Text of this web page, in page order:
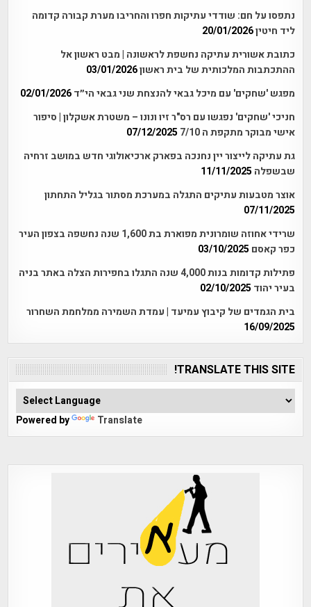
נתפסו על חם: שודדי עתיקות חפרו והחריבו מערת קבורה קדומה
ליד חיטין20/01/2026
כתובת אשורית עתיקה נחשפת לראשונה | מבט ראשון אל
ההתכתבות המלכותית של בית ראשון03/01/2026
מפגש 'שחקים' עם מיכל גבאי להנצחת שני גבאי הי״ד 02/01/2026
חניכי 'שחקים' נפגשו עם רס"ר זיו ונונו – משטרת אשקלון | סיפור
אישי מבוקר מתקפת ה 7/10
07/12/2025
גת עתיקה לייצור יין נחנכה בפארק ארכיאולוגי חדש במושב זרחיה
שבשפלה 11/11/2025
אוצר מטבעות עתיקים התגלה במערכת מסתור בגליל התחתון
07/11/2025
שרידי אחוזה שומרונית מפוארת בת 1,600 שנה נחשפה בצפון העיר
כפר קאסם 03/10/2025
פתילות קדומות בנות 4,000 שנה התגלו בחפירות הצלה באתר בניה
בעיר יהוד 02/10/2025
בית הגמדים של קיבוץ עמיעד | עמדת השמירה ממלחמת השחרור
16/09/2025
TRANSLATE THIS SITE!
Powered by Translate